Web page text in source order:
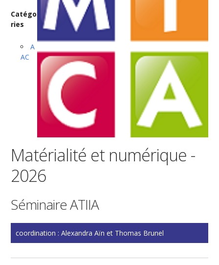
Catégo
ries
A
AC
Matérialité et numérique -
2026
Séminaire ATIIA
coordination : Alexandra Aïn et Thomas Brunel